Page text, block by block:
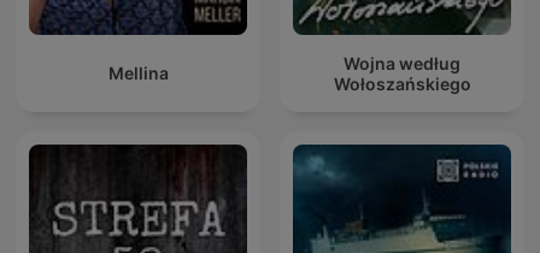
Mellina
Wojna według
Wołoszańskiego